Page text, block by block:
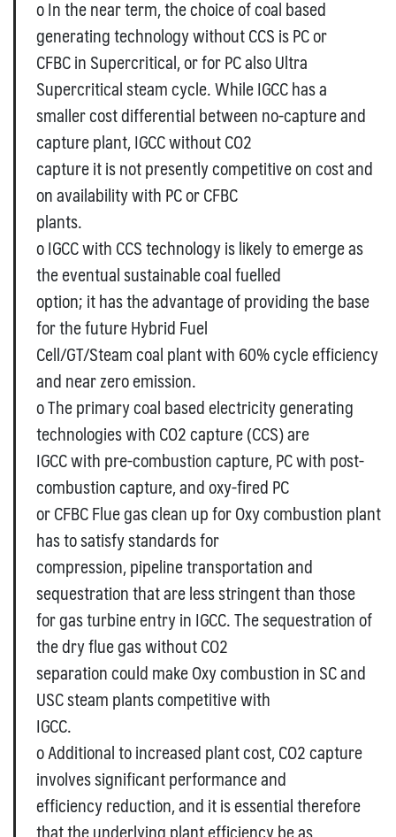
o In the near term, the choice of coal based
generating technology without CCS is PC or
CFBC in Supercritical, or for PC also Ultra
Supercritical steam cycle. While IGCC has a
smaller cost differential between no-capture and
capture plant, IGCC without CO2
capture it is not presently competitive on cost and
on availability with PC or CFBC
plants.
o IGCC with CCS technology is likely to emerge as
the eventual sustainable coal fuelled
option; it has the advantage of providing the base
for the future Hybrid Fuel
Cell/GT/Steam coal plant with 60% cycle efficiency
and near zero emission.
o The primary coal based electricity generating
technologies with CO2 capture (CCS) are
IGCC with pre-combustion capture, PC with post-
combustion capture, and oxy-fired PC
or CFBC Flue gas clean up for Oxy combustion plant
has to satisfy standards for
compression, pipeline transportation and
sequestration that are less stringent than those
for gas turbine entry in IGCC. The sequestration of
the dry flue gas without CO2
separation could make Oxy combustion in SC and
USC steam plants competitive with
IGCC.
o Additional to increased plant cost, CO2 capture
involves significant performance and
efficiency reduction, and it is essential therefore